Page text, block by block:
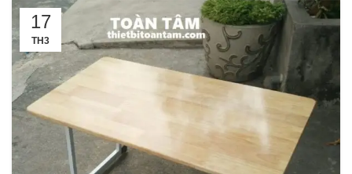
17
TH3